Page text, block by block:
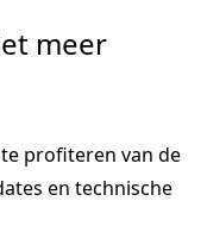
meer
profiteren van de
en technische